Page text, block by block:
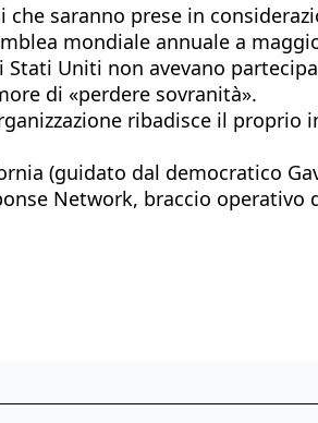
saranno prese in
mondiale annuale a
Uniti non avevano
di «perdere sovranità».
ribadisce il proprio
(guidato dal democratico
Network, braccio operativo